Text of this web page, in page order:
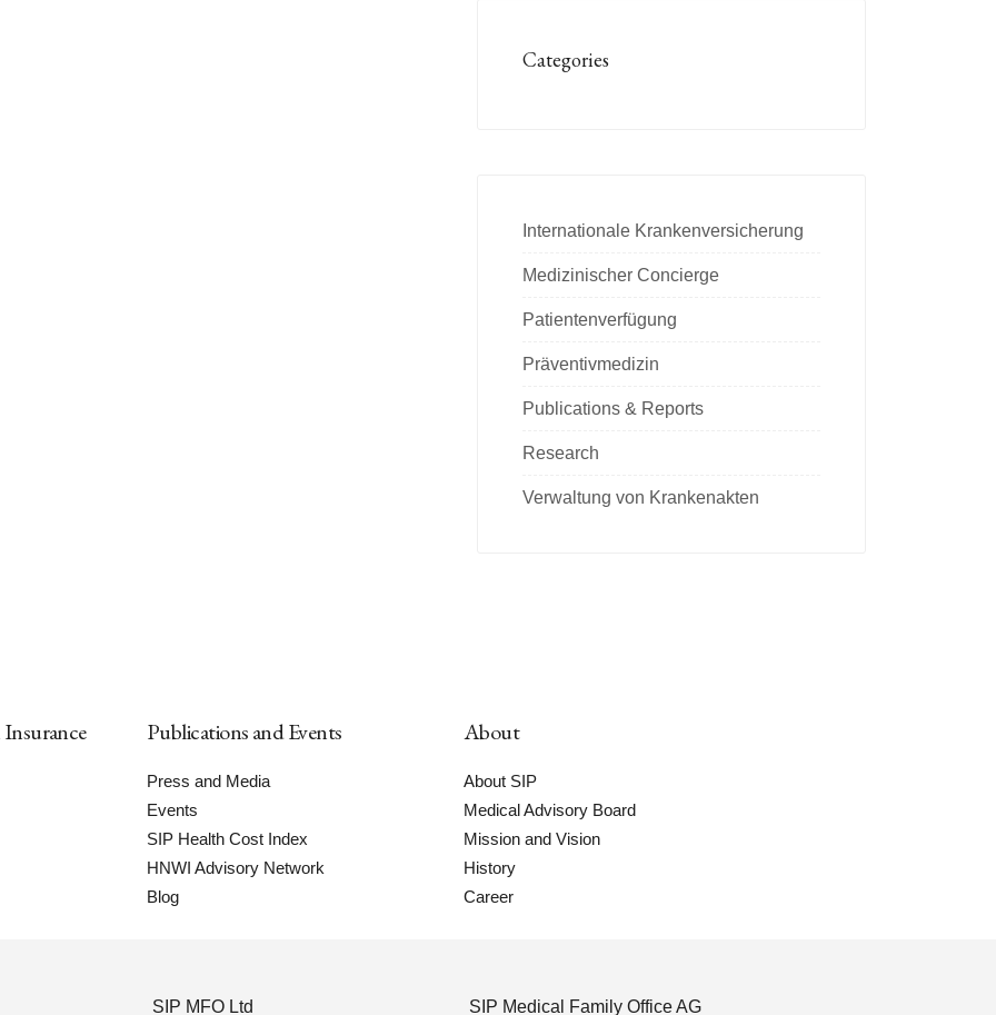
Categories
Internationale Krankenversicherung
Medizinischer Concierge
Patientenverfügung
Präventivmedizin
Publications & Reports
Research
Verwaltung von Krankenakten
Publications and Events
Press and Media
Events
SIP Health Cost Index
HNWI Advisory Network
Blog
About
About SIP
Medical Advisory Board
Mission and Vision
History
Career
SIP MFO Ltd SIP Medical Family Office AG